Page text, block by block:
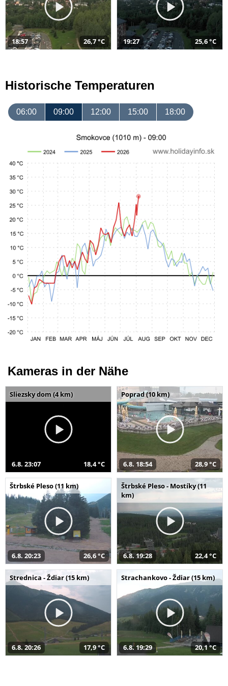
18:57 26,7 °C 19:27 25,6 °C
Historische Temperaturen
06:00 09:00 12:00 15:00 18:00
Kameras in der Nähe
Sliezsky dom (4 km)
6.8. 23:07 18,4 °C
Poprad (10 km)
6.8. 18:54 28,9 °C
Štrbské Pleso (11 km)
6.8. 20:23 26,6 °C
Štrbské Pleso - Mostíky (11
km)
6.8. 19:28 22,4 °C
Strednica - Ždiar (15 km)
6.8. 20:26 17,9 °C
Strachankovo - Ždiar (15 km)
6.8. 19:29 20,1 °C